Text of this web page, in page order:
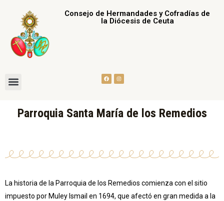
contenido
Consejo de Hermandades y Cofradías de
la Diócesis de Ceuta
Menu
F
a
c
k
I
n
s
a
m
Parroquia Santa María de los Remedios
La historia de la Parroquia de los Remedios comienza con el sitio
impuesto por Muley Ismail en 1694, que afectó en gran medida a la